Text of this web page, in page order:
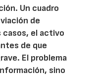
Un cuadro
de
el activo
de que
El problema
sino